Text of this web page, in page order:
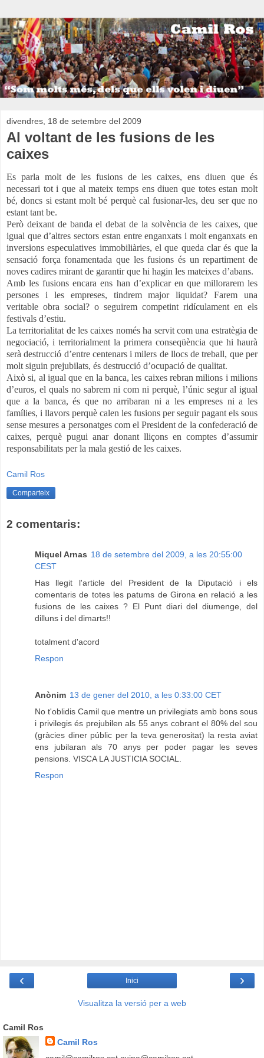
divendres, 18 de setembre del 2009
Al voltant de les fusions de les
caixes
Es parla molt de les fusions de les caixes, ens diuen que és
necessari tot i que al mateix temps ens diuen que totes estan molt
bé, doncs si estant molt bé perquè cal fusionar-les, deu ser que no
estant tant be.
Però deixant de banda el debat de la solvència de les caixes, que
igual que d’altres sectors estan entre enganxats i molt enganxats en
inversions especulatives immobiliàries, el que queda clar és que la
sensació força fonamentada que les fusions és un repartiment de
noves cadires mirant de garantir que hi hagin les mateixes d’abans.
Amb les fusions encara ens han d’explicar en que millorarem les
persones i les empreses, tindrem major liquidat? Farem una
veritable obra social? o seguirem competint ridículament en els
festivals d’estiu.
La territorialitat de les caixes només ha servit com una estratègia de
negociació, i territorialment la primera conseqüència que hi haurà
serà destrucció d’entre centenars i milers de llocs de treball, que per
molt siguin prejubilats, és destrucció d’ocupació de qualitat.
Això si, al igual que en la banca, les caixes rebran milions i milions
d’euros, el quals no sabrem ni com ni perquè, l’únic segur al igual
que a la banca, és que no arribaran ni a les empreses ni a les
famílies, i llavors perquè calen les fusions per seguir pagant els sous
sense mesures a personatges com el President de la confederació de
caixes, perquè pugui anar donant lliçons en comptes d’assumir
responsabilitats per la mala gestió de les caixes.
Camil Ros
Comparteix
2 comentaris:
Miquel Arnas 18 de setembre del 2009, a les 20:55:00
CEST
Has llegit l'article del President de la Diputació i els
comentaris de totes les patums de Girona en relació a les
fusions de les caixes ? El Punt diari del diumenge, del
dilluns i del dimarts!!
totalment d'acord
Respon
Anònim 13 de gener del 2010, a les 0:33:00 CET
No t'oblidis Camil que mentre un privilegiats amb bons sous
i privilegis és prejubilen als 55 anys cobrant el 80% del sou
(gràcies diner públic per la teva generositat) la resta aviat
ens jubilaran als 70 anys per poder pagar les seves
pensions. VISCA LA JUSTICIA SOCIAL.
Respon
‹ ›
Inici
Visualitza la versió per a web
Camil Ros
Camil Ros